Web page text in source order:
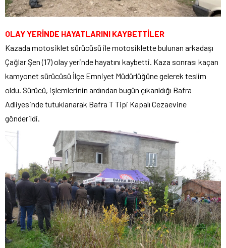
OLAY YERİNDE HAYATLARINI KAYBETTİLER
Kazada motosiklet sürücüsü ile motosiklette bulunan arkadaşı
Çağlar Şen (17) olay yerinde hayatını kaybetti. Kaza sonrası kaçan
kamyonet sürücüsü İlçe Emniyet Müdürlüğüne gelerek teslim
oldu. Sürücü, işlemlerinin ardından bugün çıkarıldığı Bafra
Adliyesinde tutuklanarak Bafra T Tipi Kapalı Cezaevine
gönderildi.